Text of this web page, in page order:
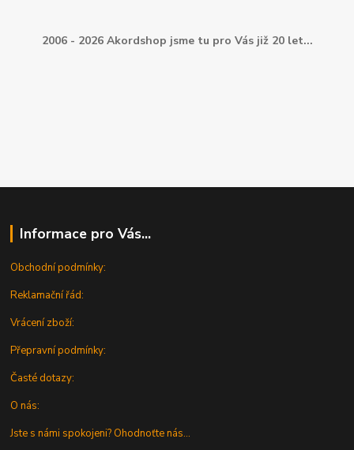
2006 - 2026 Akordshop jsme tu pro Vás již 20 let...
Informace pro Vás...
Obchodní podmínky:
Reklamační řád:
Vrácení zboží:
Přepravní podmínky:
Časté dotazy:
O nás:
Jste s námi spokojeni? Ohodnoťte nás...